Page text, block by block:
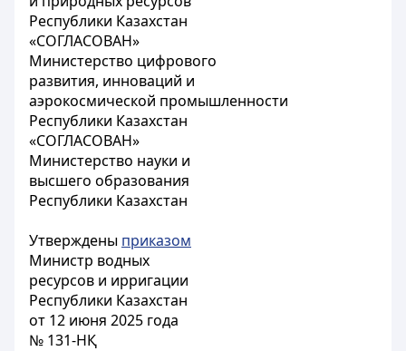
Республики Казахстан
«СОГЛАСОВАН»
Министерство цифрового
развития, инноваций и
аэрокосмической промышленности
Республики Казахстан
«СОГЛАСОВАН»
Министерство науки и
высшего образования
Республики Казахстан
Утверждены приказом
Министр водных
ресурсов и ирригации
Республики Казахстан
от 12 июня 2025 года
№ 131-НҚ